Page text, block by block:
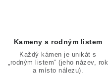
Kameny s rodným listem
Každý kámen je unikát s
„rodným listem“ (jeho název, rok
a místo nálezu).